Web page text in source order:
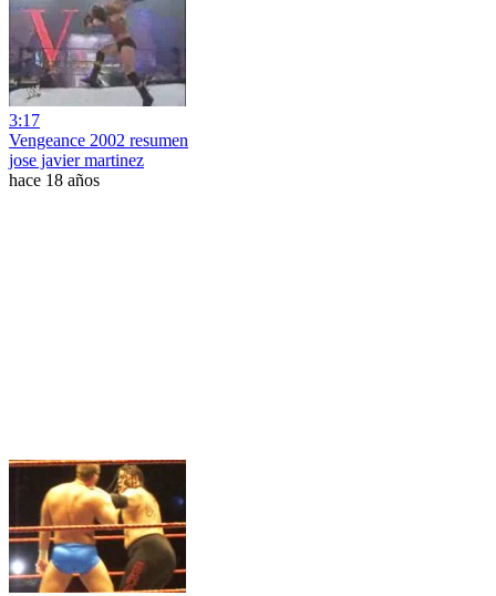
3:17
Vengeance 2002 resumen
jose javier martinez
hace 18 años